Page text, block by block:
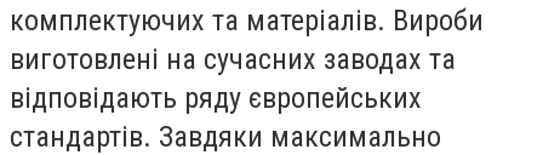
комплектуючих та матеріалів. Вироби
виготовлені на сучасних заводах та
відповідають ряду європейських
стандартів. Завдяки максимально